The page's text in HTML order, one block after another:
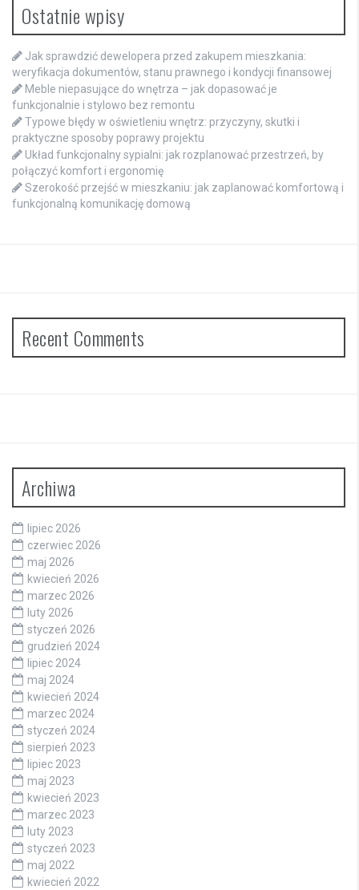
Ostatnie wpisy
Jak sprawdzić dewelopera przed zakupem mieszkania:
weryfikacja dokumentów, stanu prawnego i kondycji finansowej
Meble niepasujące do wnętrza – jak dopasować je
funkcjonalnie i stylowo bez remontu
Typowe błędy w oświetleniu wnętrz: przyczyny, skutki i
praktyczne sposoby poprawy projektu
Układ funkcjonalny sypialni: jak rozplanować przestrzeń, by
połączyć komfort i ergonomię
Szerokość przejść w mieszkaniu: jak zaplanować komfortową i
funkcjonalną komunikację domową
Recent Comments
Archiwa
lipiec 2026
czerwiec 2026
maj 2026
kwiecień 2026
marzec 2026
luty 2026
styczeń 2026
grudzień 2024
lipiec 2024
maj 2024
kwiecień 2024
marzec 2024
styczeń 2024
sierpień 2023
lipiec 2023
maj 2023
kwiecień 2023
marzec 2023
luty 2023
styczeń 2023
maj 2022
kwiecień 2022